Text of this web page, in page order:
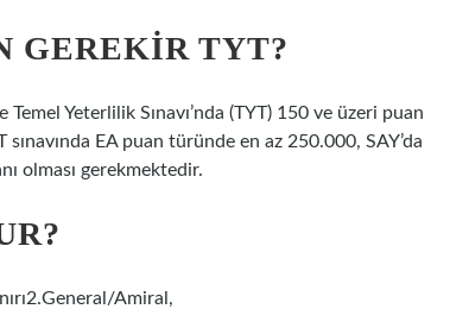
GEREKIR TYT?
Yeterlilik Sınavı’nda (TYT) 150 ve üzeri puan
EA puan türünde en az 250.000, SAY’da
olması gerekmektedir.
Amiral,